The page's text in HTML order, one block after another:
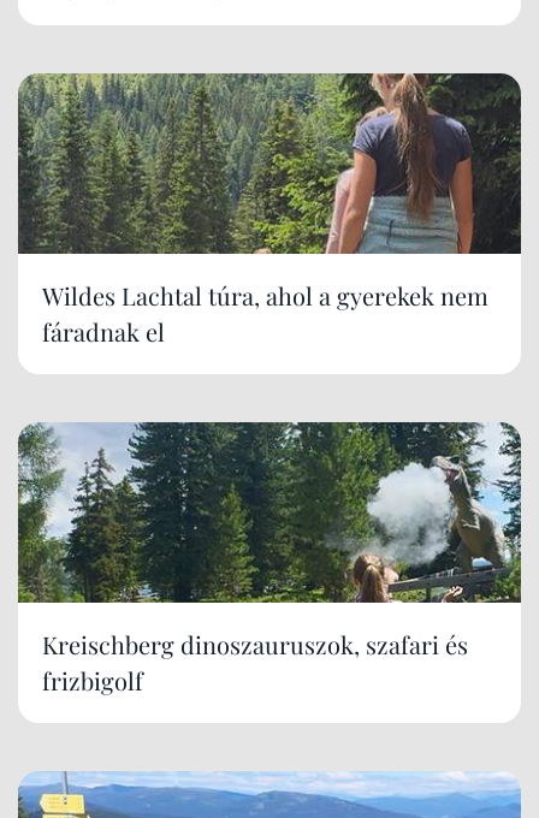
Wildes Lachtal túra, ahol a gyerekek nem
fáradnak el
Kreischberg dinoszauruszok, szafari és
frizbigolf